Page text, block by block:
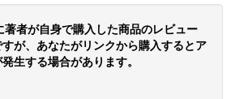
者が自身で購入した商品のレビュー
が、あなたがリンクから購入するとア
生する場合があります。